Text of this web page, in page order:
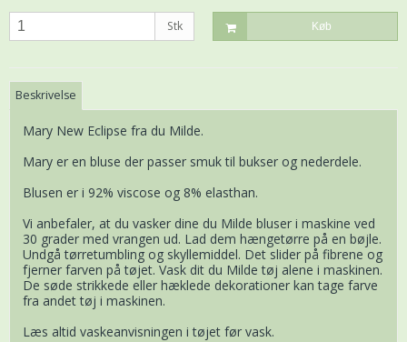
Stk Køb
Beskrivelse
Mary New Eclipse fra du Milde.
Mary er en bluse der passer smuk til bukser og nederdele.
Blusen er i 92% viscose og 8% elasthan.
Vi anbefaler, at du vasker dine du Milde bluser i maskine ved
30 grader med vrangen ud. Lad dem hængetørre på en bøjle.
Undgå tørretumbling og skyllemiddel. Det slider på fibrene og
fjerner farven på tøjet. Vask dit du Milde tøj alene i maskinen.
De søde strikkede eller hæklede dekorationer kan tage farve
fra andet tøj i maskinen.
Læs altid vaskeanvisningen i tøjet før vask.